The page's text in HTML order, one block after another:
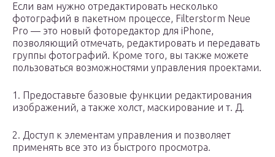
Если вам нужно отредактировать несколько
фотографий в пакетном процессе, Filterstorm Neue
Pro — это новый фоторедактор для iPhone,
позволяющий отмечать, редактировать и передавать
группы фотографий. Кроме того, вы также можете
пользоваться возможностями управления проектами.
1. Предоставьте базовые функции редактирования
изображений, а также холст, маскирование и т. Д.
2. Доступ к элементам управления и позволяет
применять все это из быстрого просмотра.